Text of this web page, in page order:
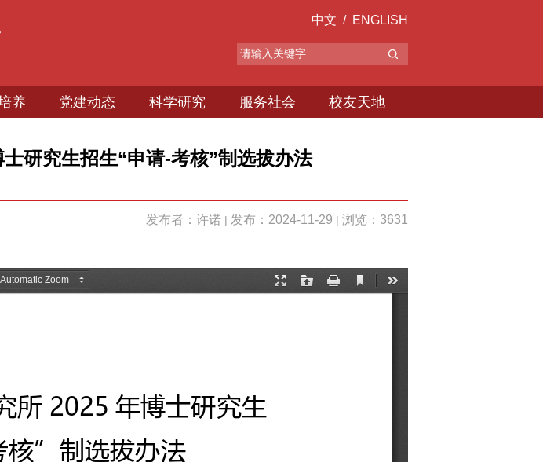
中文 / ENGLISH
养 党建动态 科学研究 服务社会 校友天地
研究生招生“申请-考核”制选拔办法
发布者：许诺 | 发布：2024-11-29 | 浏览： 3631